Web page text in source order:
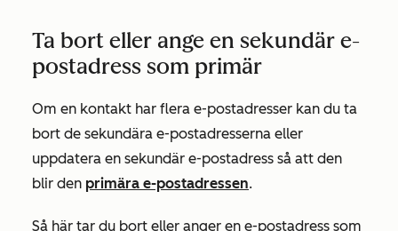
Ta bort eller ange en sekundär e-
postadress som primär
Om en kontakt har flera e-postadresser kan du ta
bort de sekundära e-postadresserna eller
uppdatera en sekundär e-postadress så att den
blir den primära e-postadressen.
Så här tar du bort eller anger en e-postadress som